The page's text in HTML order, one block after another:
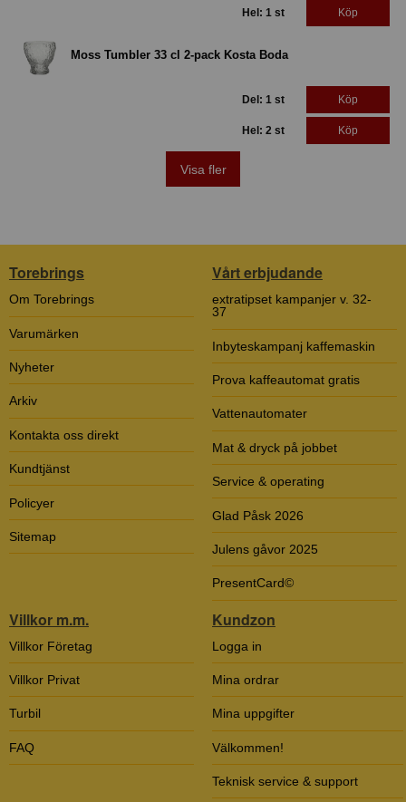
Hel: 1 st Köp
Moss Tumbler 33 cl 2-pack Kosta Boda
Del: 1 st Köp
Hel: 2 st Köp
Visa fler
Torebrings
Om Torebrings
Varumärken
Nyheter
Arkiv
Kontakta oss direkt
Kundtjänst
Policyer
Sitemap
Vårt erbjudande
extratipset kampanjer v. 32-
37
Inbyteskampanj kaffemaskin
Prova kaffeautomat gratis
Vattenautomater
Mat & dryck på jobbet
Service & operating
Glad Påsk 2026
Julens gåvor 2025
PresentCard©
Villkor m.m.
Villkor Företag
Villkor Privat
Turbil
FAQ
Kundzon
Logga in
Mina ordrar
Mina uppgifter
Välkommen!
Teknisk service & support